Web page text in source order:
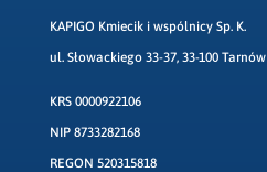
KAPIGO Kmiecik i wspólnicy Sp. K.
ul. Słowackiego 33-37, 33-100 Tarnów
KRS 0000922106
NIP 8733282168
REGON 520315818